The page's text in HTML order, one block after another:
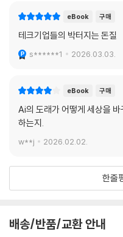
eBook 구매
테크기업들의 박터지는 돈질
s******1 2026.03.03.
eBook 구매
Ai의 도래가 어떻게 세상을
하는지.
w**j 2026.02.02.
한줄
배송/반품/교환 안내